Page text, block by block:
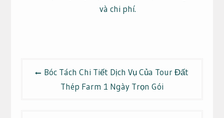
và chi phí.
Bóc Tách Chi Tiết Dịch Vụ Của Tour Đất
Thép Farm 1 Ngày Trọn Gói